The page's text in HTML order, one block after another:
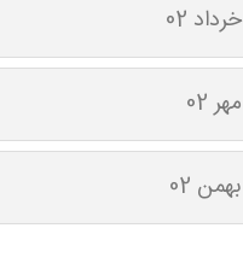
خرداد 02
مهر 02
بهمن 02